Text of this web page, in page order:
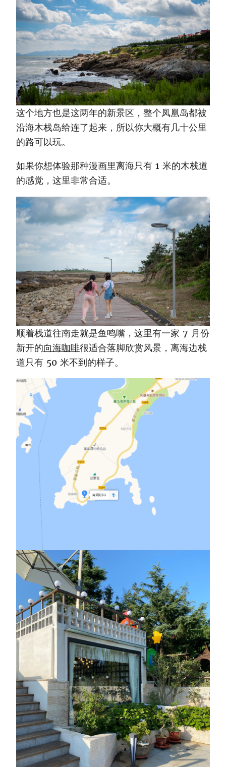
这个地方也是这两年的新景区，整个凤凰岛都被
沿海木栈岛给连了起来，所以你大概有几十公里
的路可以玩。
如果你想体验那种漫画里离海只有 1 米的木栈道
的感觉，这里非常合适。
顺着栈道往南走就是鱼鸣嘴，这里有一家 7 月份
新开的向海咖啡很适合落脚欣赏风景，离海边栈
道只有 50 米不到的样子。